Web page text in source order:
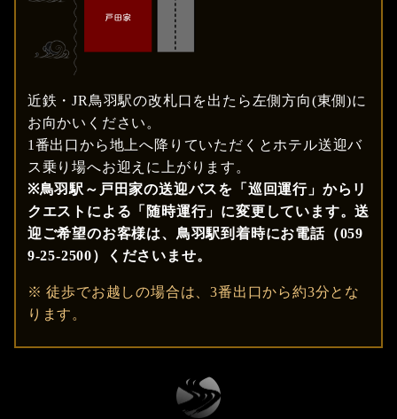
近鉄・JR鳥羽駅の改札口を出たら左側方向(東側)に
お向かいください。
1番出口から地上へ降りていただくとホテル送迎バ
ス乗り場へお迎えに上がります。
※鳥羽駅～戸田家の送迎バスを「巡回運行」からリ
クエストによる「随時運行」に変更しています。送
迎ご希望のお客様は、鳥羽駅到着時にお電話（059
9-25-2500）くださいませ。
※ 徒歩でお越しの場合は、3番出口から約3分とな
ります。